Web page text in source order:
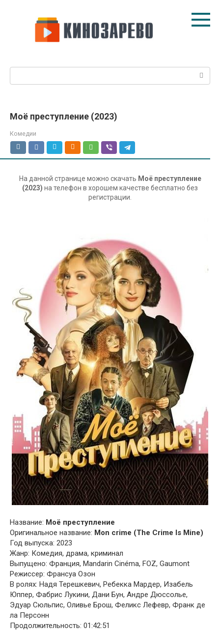
Моё преступление (2023)
Комедии
На данной странице можно скачать Моё преступление
(2023) на телефон в хорошем качестве бесплатно без
регистрации.
Название: Моё преступление
Оригинальное название: Mon crime (The Crime Is Mine)
Год выпуска: 2023
Жанр: Комедия, драма, криминал
Выпущено: Франция, Mandarin Cinéma, FOZ, Gaumont
Режиссер: Франсуа Озон
В ролях: Надя Терешкевич, Ребекка Мардер, Изабель
Юппер, Фабрис Лукини, Дани Бун, Андре Дюссолье,
Эдуар Сюльпис, Оливье Брош, Феликс Лефевр, Франк де
ла Персонн
Продолжительность: 01:42:51